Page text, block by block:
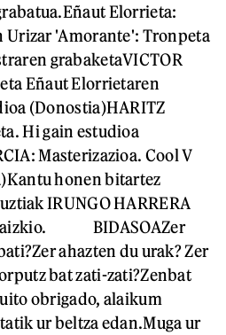
Elorrieta:
Urizar 'Amorante': Tronpeta
grabaketaVICTOR
Eñaut Elorrietaren
(Donostia)HARITZ
Hi gain estudioa
Masterizazioa. Cool V
honen bitartez
IRUNGO HARRERA
zaizkio. BIDASOAZer
ahazten du urak? Zer
bat zati-zati?Zenbat
obrigado, alaikum
ur beltza edan.Muga ur